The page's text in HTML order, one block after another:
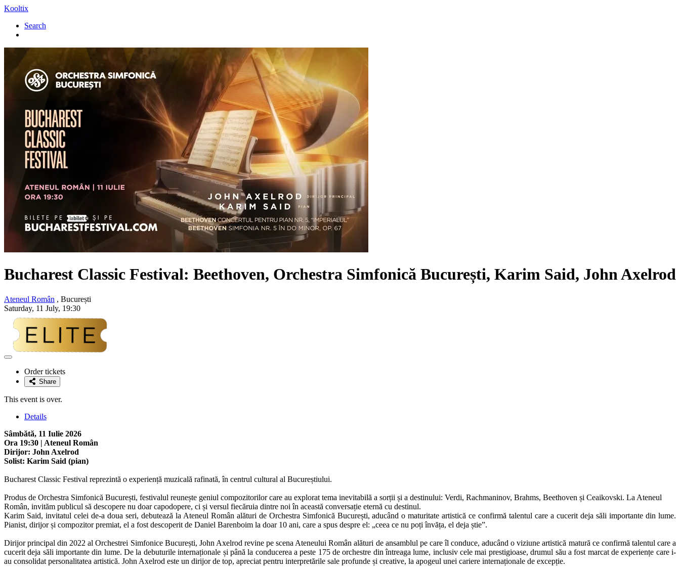
Kooltix
Search
Bucharest Classic Festival: Beethoven, Orchestra Simfonică București, Karim Said, John Axelrod
Ateneul Român , București
Saturday, 11 July, 19:30
Adaugă
favoriteOrder tickets
Share
This event is over.
Details
Sâmbătă, 11 Iulie 2026
Ora 19:30 | Ateneul Român
Dirijor: John Axelrod
Solist: Karim Said (pian)
Bucharest Classic Festival reprezintă o experiență muzicală rafinată, în centrul cultural al Bucureștiului.
Produs de Orchestra Simfonică București, festivalul reunește geniul compozitorilor care au explorat tema inevitabilă a sorții și a destinului: Verdi, Rachmaninov, Brahms, Beethoven și Ceaikovski. La Ateneul
Român, invităm publicul să descopere nu doar capodopere, ci și versul fiecăruia dintre noi în această conversație eternă cu destinul.
Karim Said, invitatul celei de-a doua seri, debutează la Ateneul Român alături de Orchestra Simfonică București, aducând o maturitate artistică ce confirmă talentul care a cucerit deja săli importante din lume.
Pianist, dirijor și compozitor premiat, el a fost descoperit de Daniel Barenboim la doar 10 ani, care a spus despre el: „ceea ce nu poți învăța, el deja știe”.
Dirijor principal din 2022 al Orchestrei Simfonice București, John Axelrod revine pe scena Ateneului Român alături de ansamblul pe care îl conduce, aducând o viziune artistică matură ce confirmă talentul care a
cucerit deja săli importante din lume. De la debuturile internaționale și până la conducerea a peste 175 de orchestre din întreaga lume, inclusiv cele mai prestigioase, drumul său a fost marcat de experiențe care i-
au consolidat personalitatea artistică. John Axelrod este un dirijor de top, apreciat pentru interpretările sale profunde și creative, la apogeul unei cariere internaționale de excepție.